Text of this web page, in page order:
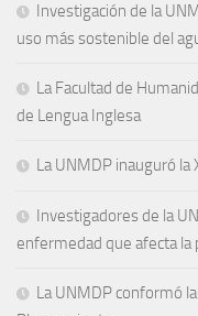
Investigación de la
uso más sostenible del
La Facultad de
de Lengua Inglesa
La UNMDP inauguró
Investigadores de la
enfermedad que afecta la
La UNMDP conformó